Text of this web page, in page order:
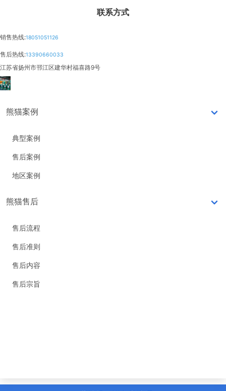
联系方式
销售热线:18051051126
售后热线:13390660033
江苏省扬州市邗江区建华村福喜路9号
熊猫案例
典型案例
售后案例
地区案例
熊猫售后
售后流程
售后准则
售后内容
售后宗旨